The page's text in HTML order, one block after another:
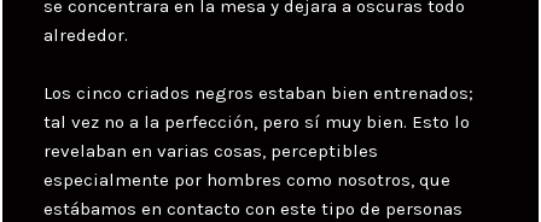
se concentrara en la mesa y dejara a oscuras todo
alrededor.
Los cinco criados negros estaban bien entrenados;
tal vez no a la perfección, pero sí muy bien. Esto lo
revelaban en varias cosas, perceptibles
especialmente por hombres como nosotros, que
estábamos en contacto con este tipo de personas